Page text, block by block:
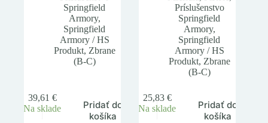
Springfield
Armory,
Springfield
Armory / HS
Produkt, Zbrane
(B-C)
39,61 €
Na sklade
Pridať do
košíka
Príslušenstvo
Springfield
Armory,
Springfield
Armory / HS
Produkt, Zbrane
(B-C)
25,83 €
Na sklade
Pridať do
košíka